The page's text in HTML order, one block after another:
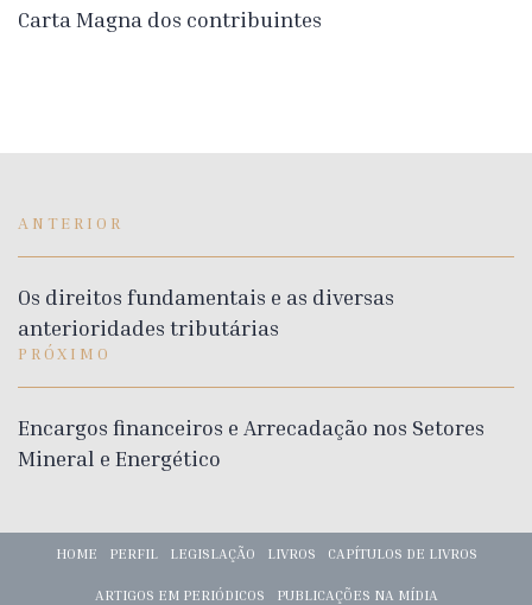
Carta Magna dos contribuintes
ANTERIOR
Os direitos fundamentais e as diversas
anterioridades tributárias
PRÓXIMO
Encargos financeiros e Arrecadação nos Setores
Mineral e Energético
HOME PERFIL LEGISLAÇÃO LIVROS CAPÍTULOS DE LIVROS
ARTIGOS EM PERIÓDICOS PUBLICAÇÕES NA MÍDIA